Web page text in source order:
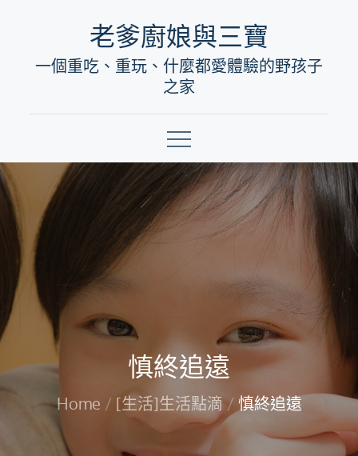
content
老爹廚娘與三寶
一個重吃、重玩、什麼都愛體驗的野孩子
之家
慎終追遠
Home [生活]生活點滴 慎終追遠